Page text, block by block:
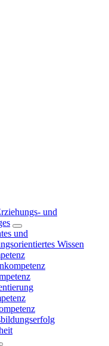
und
und
Wissen